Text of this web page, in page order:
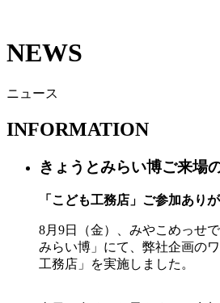
NEWS
ニュース
INFORMATION
きょうとみらい博ご来場
「こども工務店」ご参加あり
8月9日（金）、みやこめっせ
みらい博」にて、弊社企画の
工務店」を実施しました。